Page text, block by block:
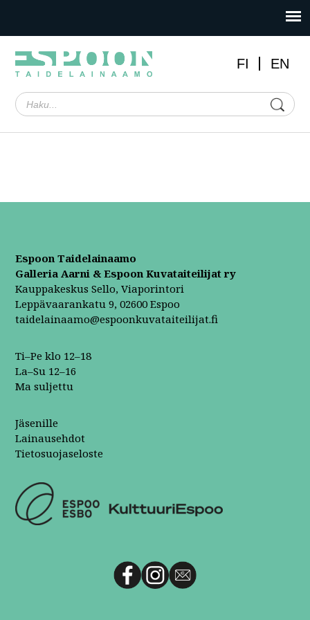
FI EN
Espoon Taidelainaamo
Galleria Aarni & Espoon Kuvataiteilijat ry
Kauppakeskus Sello, Viaporintori
Leppävaarankatu 9, 02600 Espoo
taidelainaamo@espoonkuvataiteilijat.fi
Ti–Pe klo 12–18
La–Su 12–16
Ma suljettu
Jäsenille
Lainausehdot
Tietosuojaseloste